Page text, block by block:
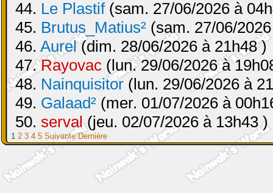
44. Le Plastif(sam. 27/06/2026 à
45. Brutus_Matius² (sam. 27/06/
46. Aurel(dim. 28/06/2026 à 21h48 )
47.Rayovac (lun. 29/06/2026 à
48. Nainquisitor (lun. 29/06/2026 à
49. Galaad² (mer. 01/07/2026 à
50. serval(jeu. 02/07/2026 à 13h43 )
1 2 3 4 5 Suivante Dernière